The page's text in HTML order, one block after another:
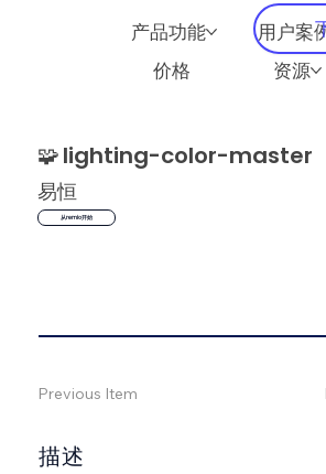
产品功能
用户案
价格
资源
🧩lighting-color-master
易恒
从remio开始
描述
Previous Item